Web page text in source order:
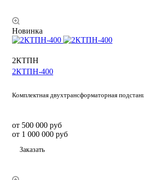
Новинка
2КТПН
2КТПН-400
Комплектная двухтрансформаторная
от 500 000 руб
от 1 000 000 руб
Заказать